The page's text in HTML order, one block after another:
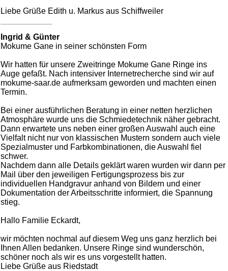
Liebe Grüße Edith u. Markus aus Schiffweiler
Ingrid & Günter
Mokume Gane in seiner schönsten Form
Wir hatten für unsere Zweitringe Mokume Gane Ringe ins
Auge gefaßt. Nach intensiver Internetrecherche sind wir auf
mokume-saar.de aufmerksam geworden und machten einen
Termin.
Bei einer ausführlichen Beratung in einer netten herzlichen
Atmosphäre wurde uns die Schmiedetechnik näher gebracht.
Dann erwartete uns neben einer großen Auswahl auch eine
Vielfalt nicht nur von klassischen Mustern sondern auch viele
Spezialmuster und Farbkombinationen, die Auswahl fiel
schwer.
Nachdem dann alle Details geklärt waren wurden wir dann per
Mail über den jeweiligen Fertigungsprozess bis zur
individuellen Handgravur anhand von Bildern und einer
Dokumentation der Arbeitsschritte informiert, die Spannung
stieg.
Hallo Familie Eckardt,
wir möchten nochmal auf diesem Weg uns ganz herzlich bei
Ihnen Allen bedanken. Unsere Ringe sind wunderschön,
schöner noch als wir es uns vorgestellt hatten.
Liebe Grüße aus Riedstadt